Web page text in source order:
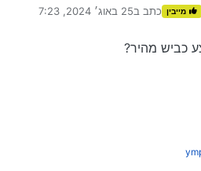
במשהו ומתפרקת
אבל לא טרקת (רכב ישן)
מייבין כתב ב25 באוג׳ 2024, 7:23
נערך לאחרונה על ידי
כביש מהיר?